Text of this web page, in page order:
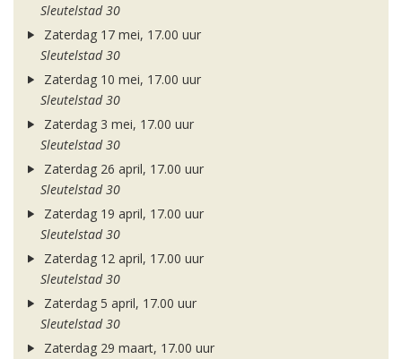
Sleutelstad 30
Zaterdag 17 mei, 17.00 uur
Sleutelstad 30
Zaterdag 10 mei, 17.00 uur
Sleutelstad 30
Zaterdag 3 mei, 17.00 uur
Sleutelstad 30
Zaterdag 26 april, 17.00 uur
Sleutelstad 30
Zaterdag 19 april, 17.00 uur
Sleutelstad 30
Zaterdag 12 april, 17.00 uur
Sleutelstad 30
Zaterdag 5 april, 17.00 uur
Sleutelstad 30
Zaterdag 29 maart, 17.00 uur